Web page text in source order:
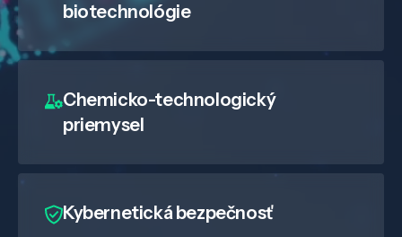
biotechnológie
Chemicko-technologický
priemysel
Kybernetická bezpečnosť